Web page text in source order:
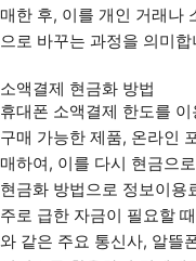
매한 후, 이를 개인 거래나
으로 바꾸는 과정을 의미합
소액결제 현금화 방법
휴대폰 소액결제 한도를
구매 가능한 제품, 온라인
매하여, 이를 다시 현금으
현금화 방법으로 정보이용
주로 급한 자금이 필요할
와 같은 주요 통신사, 알뜰